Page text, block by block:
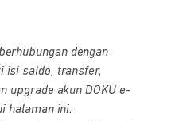
dengan
isi saldo, transfer,
upgrade akun DOKU e-
halaman ini.